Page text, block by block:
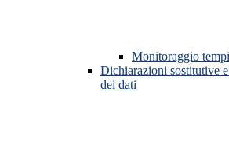
Monitoraggio
Dichiarazioni sostitutive
dei dati